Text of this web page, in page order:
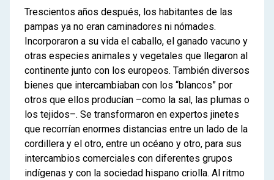
indígena en la frontera sur
La expansión de la frontera
criolla: fuertes y fortines
Nuevas miradas sobre los
malones
100 años de cambios en la
frontera sur
4
El fin de la frontera
La derrota de las comunidades
indígenas
Trescientos años después, los habitantes de las
pampas ya no eran caminadores ni nómades.
Incorporaron a su vida el caballo, el ganado vacuno y
otras especies animales y vegetales que llegaron al
continente junto con los europeos. También diversos
bienes que intercambiaban con los “blancos” por
otros que ellos producían –como la sal, las plumas o
los tejidos–. Se transformaron en expertos jinetes
que recorrían enormes distancias entre un lado de la
cordillera y el otro, entre un océano y otro, para sus
intercambios comerciales con diferentes grupos
indígenas y con la sociedad hispano criolla. Al ritmo